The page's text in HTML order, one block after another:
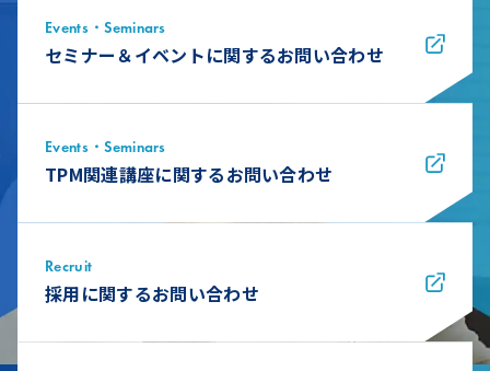
Events・Seminars
セミナー＆イベントに関するお問い合わせ
Events・Seminars
TPM関連講座に関するお問い合わせ
Recruit
採用に関するお問い合わせ